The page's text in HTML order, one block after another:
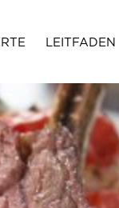
LEITFADEN